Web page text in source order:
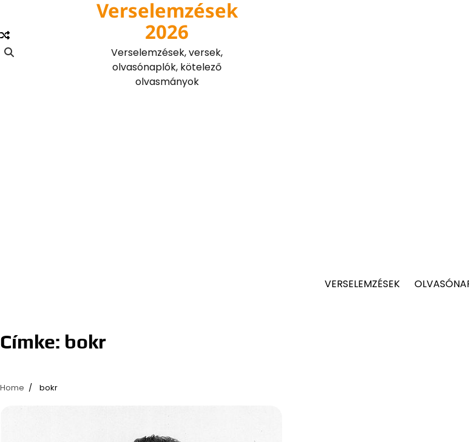
content
Verselemzések
2026
Verselemzések, versek,
olvasónaplók, kötelező
olvasmányok
VERSELEMZÉSEK
Címke: bokr
Home bokr